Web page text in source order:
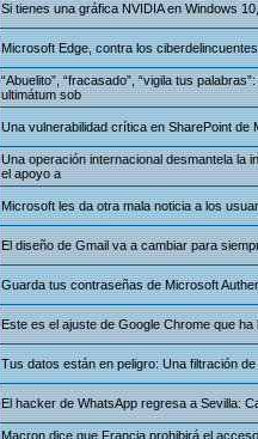
Si tienes una gráfica NVIDIA en Windows
Microsoft Edge, contra los
“Abuelito”, “fracasado”, “vigila tus
ultimátum sob
Una vulnerabilidad crítica en SharePoint
Una operación internacional desmantela la
el apoyo a
Microsoft les da otra mala noticia a los
El diseño de Gmail va a cambiar para
Guarda tus contraseñas de Microsoft
Este es el ajuste de Google Chrome que
Tus datos están en peligro: Una filtración
El hacker de WhatsApp regresa a Sevilla:
Macron dice que Francia prohibirá el